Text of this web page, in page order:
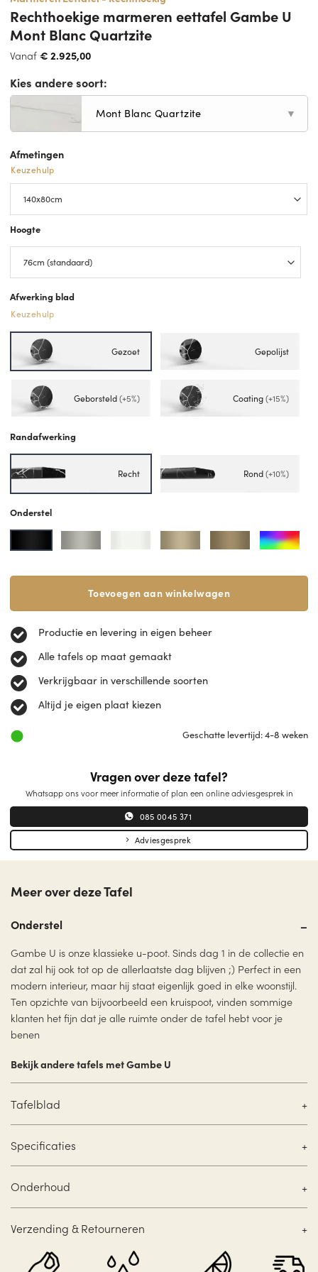
Rechthoekige marmeren eettafel Gambe U
Mont Blanc Quartzite
Vanaf€ 2.925,00
Kies andere soort:
Mont Blanc Quartzite ▼
Afmetingen
Keuzehulp
Hoogte
Afwerking blad
Keuzehulp
Gezoet Gepolijst
Geborsteld(+5%) Coating(+15%)
Randafwerking
Recht Rond(+10%)
Onderstel
Toevoegen aan winkelwagen
Productie en levering in eigen beheer
Alle tafels op maat gemaakt
Verkrijgbaar in verschillende soorten
Altijd je eigen plaat kiezen
Geschatte levertijd: 4-8 weken
Vragen over deze tafel?
Whatsapp ons voor meer informatie of plan een online adviesgesprek in
085 0045 371
Adviesgesprek
Meer over deze Tafel
Onderstel
Gambe U is onze klassieke u-poot. Sinds dag 1 in de collectie en
dat zal hij ook tot op de allerlaatste dag blijven ;) Perfect in een
modern interieur, maar hij staat eigenlijk goed in elke woonstijl.
Ten opzichte van bijvoorbeeld een kruispoot, vinden sommige
klanten het fijn dat je alle ruimte onder de tafel hebt voor je
benen
Bekijk andere tafels met Gambe U
Tafelblad
Specificaties
Onderhoud
Verzending & Retourneren